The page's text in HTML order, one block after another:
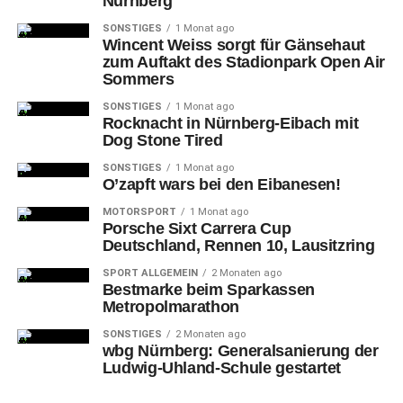
SONSTIGES 1 Monat ago
Wincent Weiss sorgt für Gänsehaut
zum Auftakt des Stadionpark Open Air
Sommers
SONSTIGES 1 Monat ago
Rocknacht in Nürnberg-Eibach mit
Dog Stone Tired
SONSTIGES 1 Monat ago
O’zapft wars bei den Eibanesen!
MOTORSPORT 1 Monat ago
Porsche Sixt Carrera Cup
Deutschland, Rennen 10, Lausitzring
SPORT ALLGEMEIN 2 Monaten ago
Bestmarke beim Sparkassen
Metropolmarathon
SONSTIGES 2 Monaten ago
wbg Nürnberg: Generalsanierung der
Ludwig-Uhland-Schule gestartet